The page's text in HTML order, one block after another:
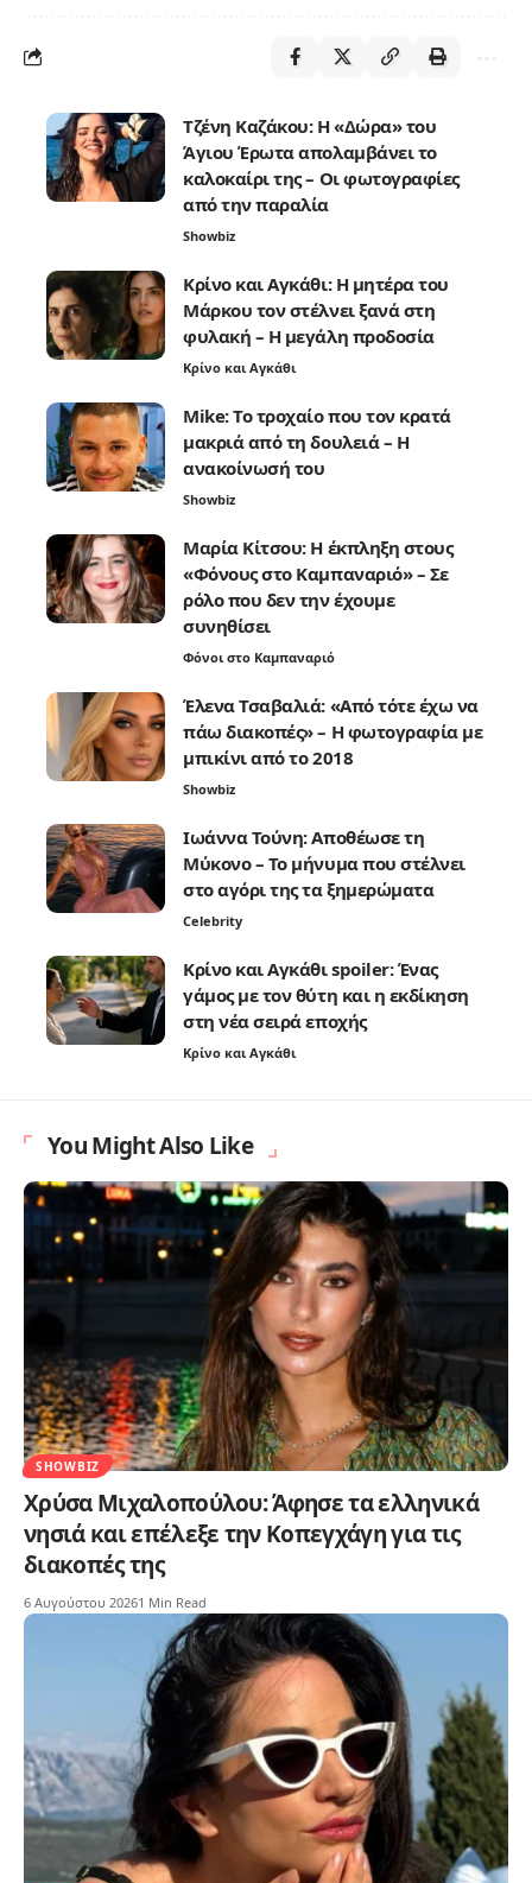
Τζένη Καζάκου: Η «Δώρα» του
Άγιου Έρωτα απολαμβάνει το
καλοκαίρι της – Οι φωτογραφίες
από την παραλία
Showbiz
Κρίνο και Αγκάθι: Η μητέρα του
Μάρκου τον στέλνει ξανά στη
φυλακή – Η μεγάλη προδοσία
Κρίνο και Αγκάθι
Mike: Το τροχαίο που τον κρατά
μακριά από τη δουλειά – Η
ανακοίνωσή του
Showbiz
Μαρία Κίτσου: Η έκπληξη στους
«Φόνους στο Καμπαναριό» – Σε
ρόλο που δεν την έχουμε
συνηθίσει
Φόνοι στο Καμπαναριό
Έλενα Τσαβαλιά: «Από τότε έχω να
πάω διακοπές» – Η φωτογραφία με
μπικίνι από το 2018
Showbiz
Ιωάννα Τούνη: Αποθέωσε τη
Μύκονο – Το μήνυμα που στέλνει
στο αγόρι της τα ξημερώματα
Celebrity
Κρίνο και Αγκάθι spoiler: Ένας
γάμος με τον θύτη και η εκδίκηση
στη νέα σειρά εποχής
Κρίνο και Αγκάθι
You Might Also Like
SHOWBIZ
Χρύσα Μιχαλοπούλου: Άφησε τα ελληνικά
νησιά και επέλεξε την Κοπεγχάγη για τις
διακοπές της
6 Αυγούστου 20261 Min Read